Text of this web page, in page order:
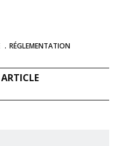
RÉGLEMENTATION